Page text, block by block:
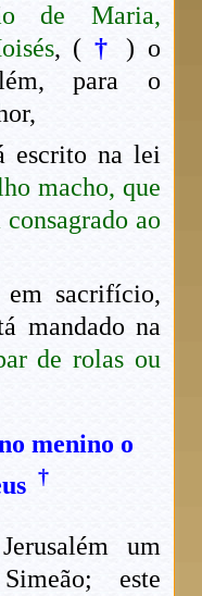
de Maria,
, ( †) o
para o
escrito na lei
macho, que
ao
em sacrifício,
mandado na
de rolas ou
menino o
†
um
este